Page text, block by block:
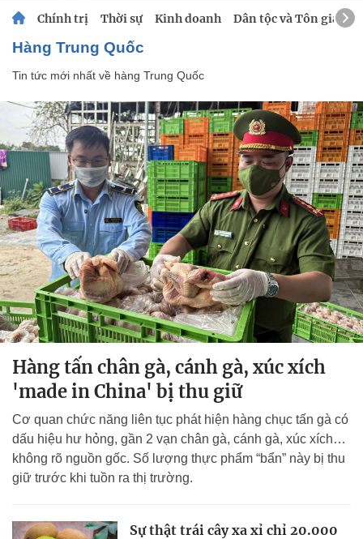
Chính trị Thời sự Kinh doanh Dân tộc và Tôn giáo
hàng Trung Quốc
Tin tức mới nhất về hàng Trung Quốc
Hàng tấn chân gà, cánh gà, xúc xích
'made in China' bị thu giữ
Cơ quan chức năng liên tục phát hiện hàng chục tấn gà có
dấu hiệu hư hỏng, gần 2 vạn chân gà, cánh gà, xúc xích…
không rõ nguồn gốc. Số lượng thực phẩm “bẩn” này bị thu
giữ trước khi tuồn ra thị trường.
Sự thật trái cây xa xỉ chỉ 20.000